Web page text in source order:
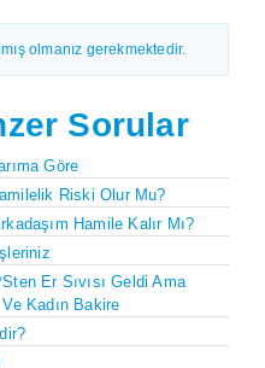
olmanız gerekmektedir.
Sorular
Göre
Riski Olur Mu?
Hamile Kalır Mı?
Er Sıvısı Geldi Ama
Kadın Bakire